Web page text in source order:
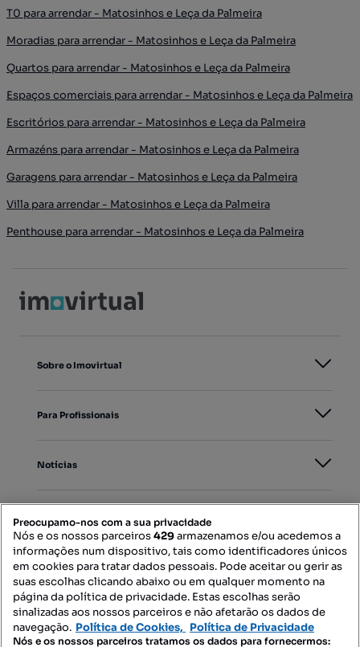
T0 para arrendar - Matosinhos e Leça da Palmeira
Moradias para arrendar - Matosinhos e Leça da Palmeira
Quartos para arrendar - Matosinhos e Leça da Palmeira
Espaços comerciais para arrendar - Matosinhos e Leça da Palmeira
Escritórios para arrendar - Matosinhos e Leça da Palmeira
Armazéns para arrendar - Matosinhos e Leça da Palmeira
Garagens para arrendar - Matosinhos e Leça da Palmeira
Villa para arrendar - Matosinhos e Leça da Palmeira
Penthouse para arrendar - Matosinhos e Leça da Palmeira
Sobre o Imovirtual
Para Profissionais
Notícias
Mapa do Site
Contacte-nos
Preocupamo-nos com a sua privacidade
Nós e os nossos parceiros429armazenamos e/ou acedemos a
informações num dispositivo, tais como identificadores únicos
em cookies para tratar dados pessoais. Pode aceitar ou gerir as
suas escolhas clicando abaixo ou em qualquer momento na
página da política de privacidade. Estas escolhas serão
sinalizadas aos nossos parceiros e não afetarão os dados de
navegação. Política de Cookies, Política de Privacidade
Nós e os nossos parceiros tratamos os dados para fornecermos: